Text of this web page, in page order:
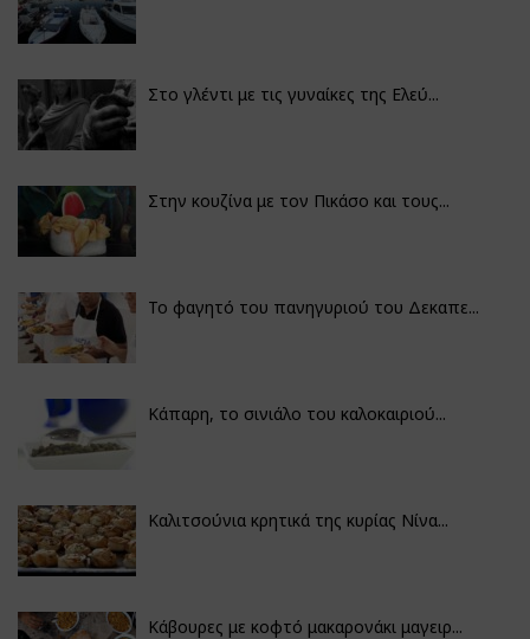
Στο γλέντι με τις γυναίκες της Ελεύ...
Στην κουζίνα με τον Πικάσο και τους...
Το φαγητό του πανηγυριού του Δεκαπε...
Κάπαρη, το σινιάλο του καλοκαιριού...
Καλιτσούνια κρητικά της κυρίας Νίνα...
Κάβουρες με κοφτό μακαρονάκι μαγειρ...